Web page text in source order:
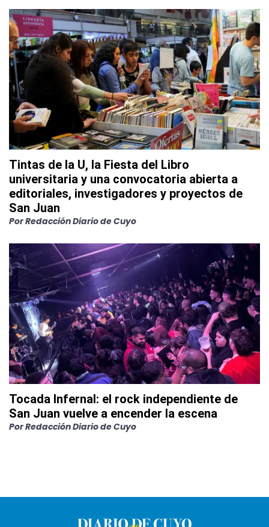
Tintas de la U, la Fiesta del Libro
universitaria y una convocatoria abierta a
editoriales, investigadores y proyectos de
San Juan
PorRedacción Diario de Cuyo
Tocada Infernal: el rock independiente de
San Juan vuelve a encender la escena
PorRedacción Diario de Cuyo